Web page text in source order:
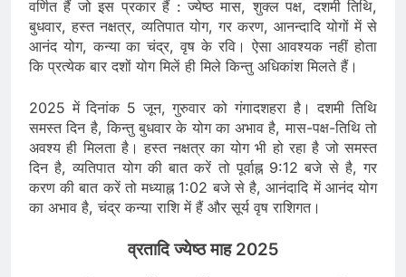
वर्णित हैं जो इस प्रकार हैं : ज्येष्ठ मास, शुक्ल पक्ष, दशमी तिथि,
बुधवार, हस्त नक्षत्र, व्यतिपात योग, गर करण, आनन्दादि योगों में से
आनंद योग, कन्या का चंद्र, वृष के रवि। ऐसा आवश्यक नहीं होता
कि प्रत्येक बार दशों योग मिलें ही मिले किन्तु अधिकांश मिलते हैं।
2025 में दिनांक 5 जून, गुरुवार को गंगादशहरा है। दशमी तिथि
समस्त दिन है, किन्तु बुधवार के योग का अभाव है, मास-पक्ष-तिथि तो
अवश्य ही मिलता है। हस्त नक्षत्र का योग भी हो रहा है जो समस्त
दिन है, व्यतिपात योग की बात करें तो पूर्वाह्न 9:12 बजे से है, गर
करण की बात करें तो मध्याह्न 1:02 बजे से है, आनंदादि में आनंद योग
का अभाव है, चंद्र कन्या राशि में हैं और सूर्य वृष राशिगत।
व्रतादि ज्येष्ठ माह 2025